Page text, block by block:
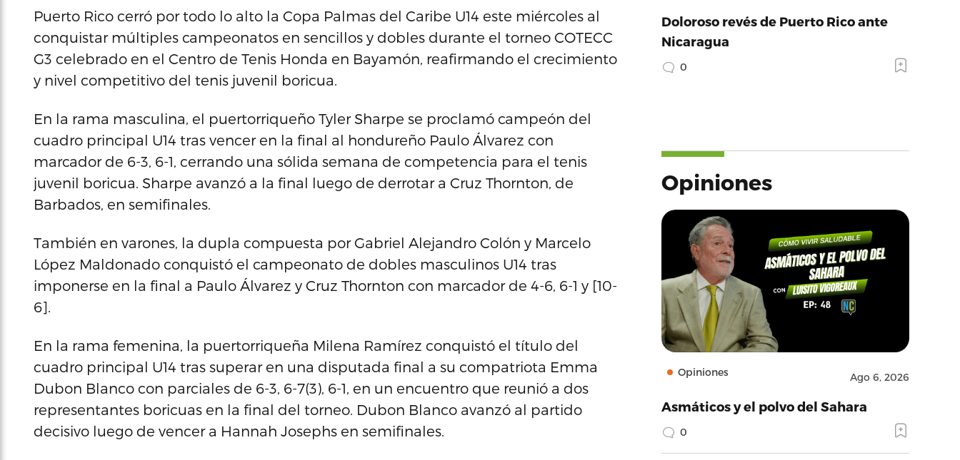
Puerto Rico cerró por todo lo alto la Copa Palmas del Caribe U14 este miércoles al
conquistar múltiples campeonatos en sencillos y dobles durante el torneo COTECC
G3 celebrado en el Centro de Tenis Honda en Bayamón, reafirmando el crecimiento
y nivel competitivo del tenis juvenil boricua.
En la rama masculina, el puertorriqueño Tyler Sharpe se proclamó campeón del
cuadro principal U14 tras vencer en la final al hondureño Paulo Álvarez con
marcador de 6-3, 6-1, cerrando una sólida semana de competencia para el tenis
juvenil boricua. Sharpe avanzó a la final luego de derrotar a Cruz Thornton, de
Barbados, en semifinales.
También en varones, la dupla compuesta por Gabriel Alejandro Colón y Marcelo
López Maldonado conquistó el campeonato de dobles masculinos U14 tras
imponerse en la final a Paulo Álvarez y Cruz Thornton con marcador de 4-6, 6-1 y [10-
6].
En la rama femenina, la puertorriqueña Milena Ramírez conquistó el título del
cuadro principal U14 tras superar en una disputada final a su compatriota Emma
Dubon Blanco con parciales de 6-3, 6-7(3), 6-1, en un encuentro que reunió a dos
representantes boricuas en la final del torneo. Dubon Blanco avanzó al partido
decisivo luego de vencer a Hannah Josephs en semifinales.
Doloroso revés de Puerto Rico ante
Nicaragua
0
Opiniones
Opiniones Ago 6, 2026
Asmáticos y el polvo del Sahara
0